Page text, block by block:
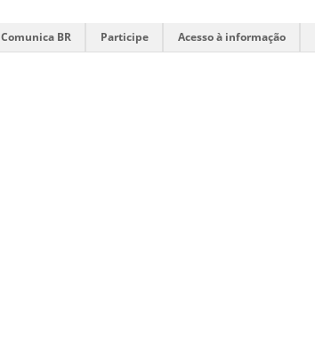
Comunica BR Participe Acesso à informação